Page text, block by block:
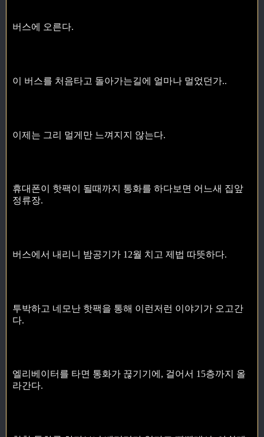
버스에 오른다.
이 버스를 처음타고 돌아가는길에 얼마나 멀었던가..
이제는 그리 멀게만 느껴지지 않는다.
휴대폰이 핫팩이 될때까지 통화를 하다보면 어느새 집앞
정류장.
버스에서 내리니 밤공기가 12월 치고 제법 따뜻하다.
투박하고 네모난 핫팩을 통해 이런저런 이야기가 오고간
다.
엘리베이터를 타면 통화가 끊기기에, 걸어서 15층까지 올
라간다.